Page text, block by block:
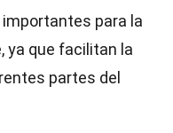
para la
ya que facilitan la
partes del